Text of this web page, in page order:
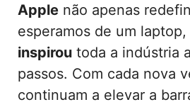
Apple não apenas
esperamos de um
inspirou toda a indústria
passos. Com cada nova
continuam a elevar a